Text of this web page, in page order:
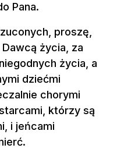
Pana.
proszę,
życia, za
życia, a
dziećmi
chorymi
którzy są
i jeńcami